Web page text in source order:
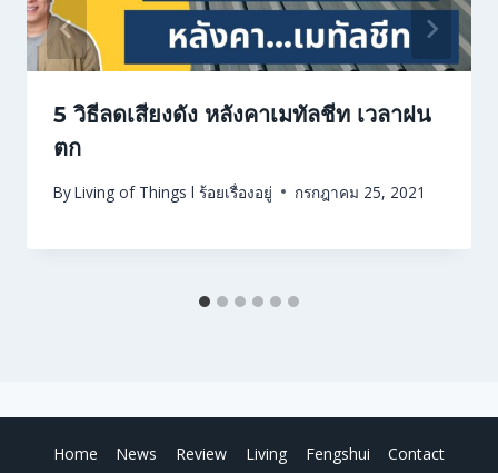
5 วิธีลดเสียงดัง หลังคาเมทัลชีท เวลาฝน
ตก
ByLiving of Things l ร้อยเรื่องอยู่ กรกฎาคม 25, 2021
Home News Review Living Fengshui Contact